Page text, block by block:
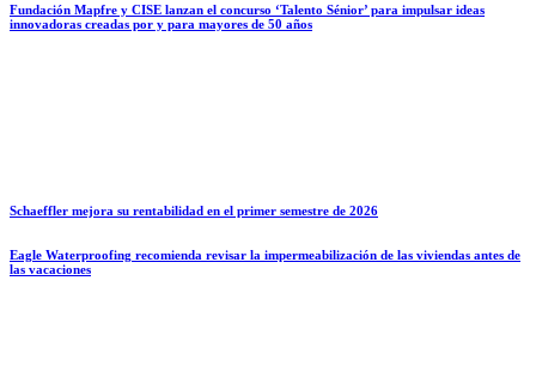
Fundación Mapfre y CISE lanzan el concurso ‘Talento Sénior’ para impulsar ideas
innovadoras creadas por y para mayores de 50 años
Schaeffler mejora su rentabilidad en el primer semestre de 2026
Eagle Waterproofing recomienda revisar la impermeabilización de las viviendas antes de
las vacaciones